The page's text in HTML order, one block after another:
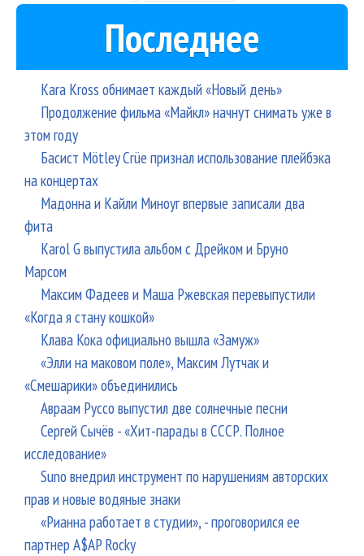
Последнее
Kara Kross обнимает каждый «Новый день»
Продолжение фильма «Майкл» начнут снимать уже в
этом году
Басист Mötley Crüe признал использование плейбэка
на концертах
Мадонна и Кайли Миноуг впервые записали два
фита
Karol G выпустила альбом с Дрейком и Бруно
Марсом
Максим Фадеев и Маша Ржевская перевыпустили
«Когда я стану кошкой»
Клава Кока официально вышла «Замуж»
«Элли на маковом поле», Максим Лутчак и
«Смешарики» объединились
Авраам Руссо выпустил две солнечные песни
Сергей Сычёв - «Хит-парады в СССР. Полное
исследование»
Suno внедрил инструмент по нарушениям авторских
прав и новые водяные знаки
«Рианна работает в студии», - проговорился ее
партнер A$AP Rocky